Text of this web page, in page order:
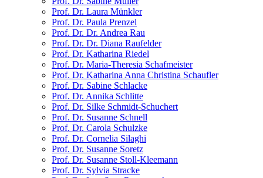
Prof. Dr. Laura Münkler
Prof. Dr. Paula Prenzel
Prof. Dr. Dr. Andrea Rau
Prof. Dr. Dr. Diana Raufelder
Prof. Dr. Katharina Riedel
Prof. Dr. Maria-Theresia Schafmeister
Prof. Dr. Katharina Anna Christina Schaufler
Prof. Dr. Sabine Schlacke
Prof. Dr. Annika Schlitte
Prof. Dr. Silke Schmidt-Schuchert
Prof. Dr. Susanne Schnell
Prof. Dr. Carola Schulzke
Prof. Dr. Cornelia Silaghi
Prof. Dr. Susanne Soretz
Prof. Dr. Susanne Stoll-Kleemann
Prof. Dr. Sylvia Stracke